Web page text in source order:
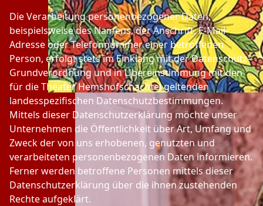
Die Verarbeitung personenbezogener Daten,
beispielsweise des Namens, der Anschrift, E-Mail-
Adresse oder Telefonnummer einer betroffenen
Person, erfolgt stets im Einklang mit der Datenschutz-
Grundverordnung und in Übereinstimmung mit den
für die Theater Hemshofschachtel geltenden
landesspezifischen Datenschutzbestimmungen.
Mittels dieser Datenschutzerklärung möchte unser
Unternehmen die Öffentlichkeit über Art, Umfang und
Zweck der von uns erhobenen, genutzten und
verarbeiteten personenbezogenen Daten informieren.
Ferner werden betroffene Personen mittels dieser
Datenschutzerklärung über die ihnen zustehenden
Rechte aufgeklärt.